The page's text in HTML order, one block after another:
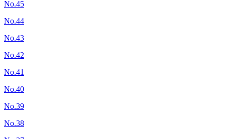
No.45
No.44
No.43
No.42
No.41
No.40
No.39
No.38